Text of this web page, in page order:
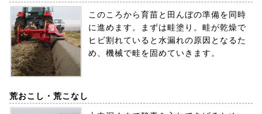
このころから育苗と田んぼの準備を同時
に進めます。まずは畦塗り。畦が乾燥で
ヒビ割れていると水漏れの原因となるた
め、機械で畦を固めていきます。
荒おこし・荒こなし